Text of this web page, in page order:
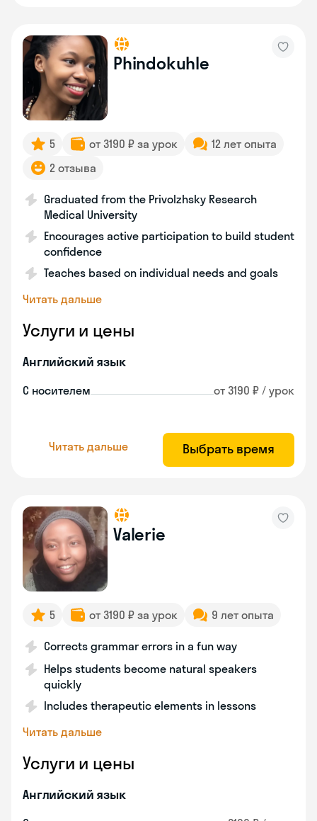
Phindokuhle
5 от 3190 ₽ за урок
12 лет опыта
2 отзыва
Graduated from the Privolzhsky Research
Medical University
Encourages active participation to build student
confidence
Teaches based on individual needs and goals
Читать дальше
Услуги и цены
Английский язык
С носителем от 3190 ₽ / урок
Читать дальше Выбрать время
Valerie
5 от 3190 ₽ за урок 9 лет опыта
Corrects grammar errors in a fun way
Helps students become natural speakers
quickly
Includes therapeutic elements in lessons
Читать дальше
Услуги и цены
Английский язык